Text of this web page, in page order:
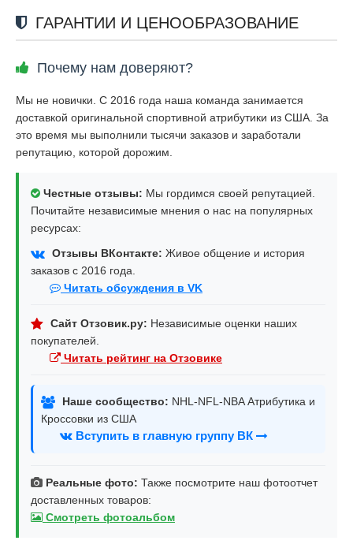
ГАРАНТИИ И ЦЕНООБРАЗОВАНИЕ
Почему нам доверяют?
Мы не новички. С 2016 года наша команда занимается
доставкой оригинальной спортивной атрибутики из США. За
это время мы выполнили тысячи заказов и заработали
репутацию, которой дорожим.
Честные отзывы: Мы гордимся своей репутацией.
Почитайте независимые мнения о нас на популярных
ресурсах:
Отзывы ВКонтакте: Живое общение и история
заказов с 2016 года.
Читать обсуждения в VK
Сайт Отзовик.ру: Независимые оценки наших
покупателей.
Читать рейтинг на Отзовике
Наше сообщество: NHL-NFL-NBA Атрибутика и
Кроссовки из США
Вступить в главную группу ВК
Реальные фото: Также посмотрите наш фотоотчет
доставленных товаров:
Смотреть фотоальбом